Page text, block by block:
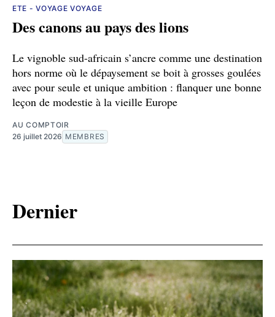
ETE - VOYAGE VOYAGE
Des canons au pays des lions
Le vignoble sud-africain s’ancre comme une destination
hors norme où le dépaysement se boit à grosses goulées
avec pour seule et unique ambition : flanquer une bonne
leçon de modestie à la vieille Europe
AU COMPTOIR
26 juillet 2026 MEMBRES
Dernier